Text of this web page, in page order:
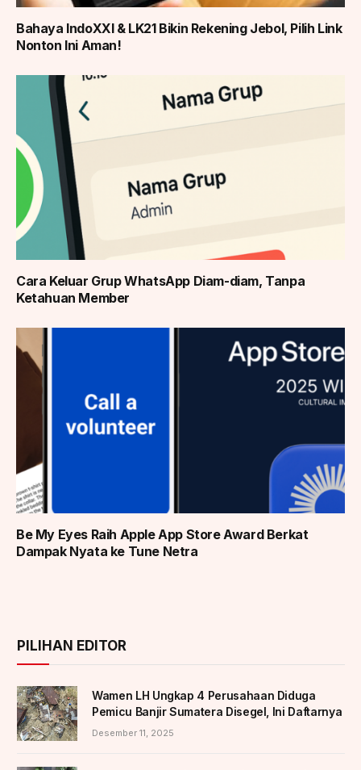
Bahaya IndoXXI & LK21 Bikin Rekening Jebol, Pilih Link
Nonton Ini Aman!
Cara Keluar Grup WhatsApp Diam-diam, Tanpa
Ketahuan Member
Be My Eyes Raih Apple App Store Award Berkat
Dampak Nyata ke Tune Netra
PILIHAN EDITOR
Wamen LH Ungkap 4 Perusahaan Diduga
Pemicu Banjir Sumatera Disegel, Ini Daftarnya
Desember 11, 2025